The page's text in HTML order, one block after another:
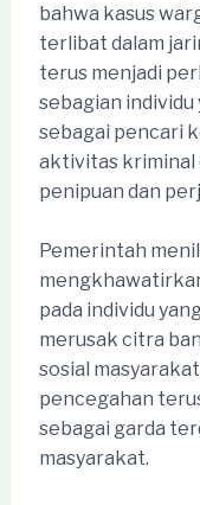
bahwa kasus
terlibat dalam
terus menjadi
sebagian
sebagai pencari
aktivitas kriminal
penipuan dan
Pemerintah
pada individu
merusak citra
sosial
pencegahan
sebagai garda
masyarakat.